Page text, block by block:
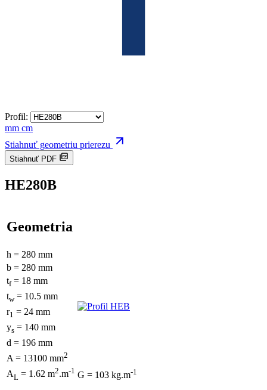
Profil:
mm cm
Stiahnuť geometriu prierezu
Stiahnuť PDF
HE280B
Geometria
h = 280 mm
b = 280 mm
tf= 18 mm
tw= 10.5 mm
r1 = 24 mm
ys = 140 mm
d = 196 mm
A = 13100 mm2
AL = 1.62 m2.m-1 G = 103 kg.m-1